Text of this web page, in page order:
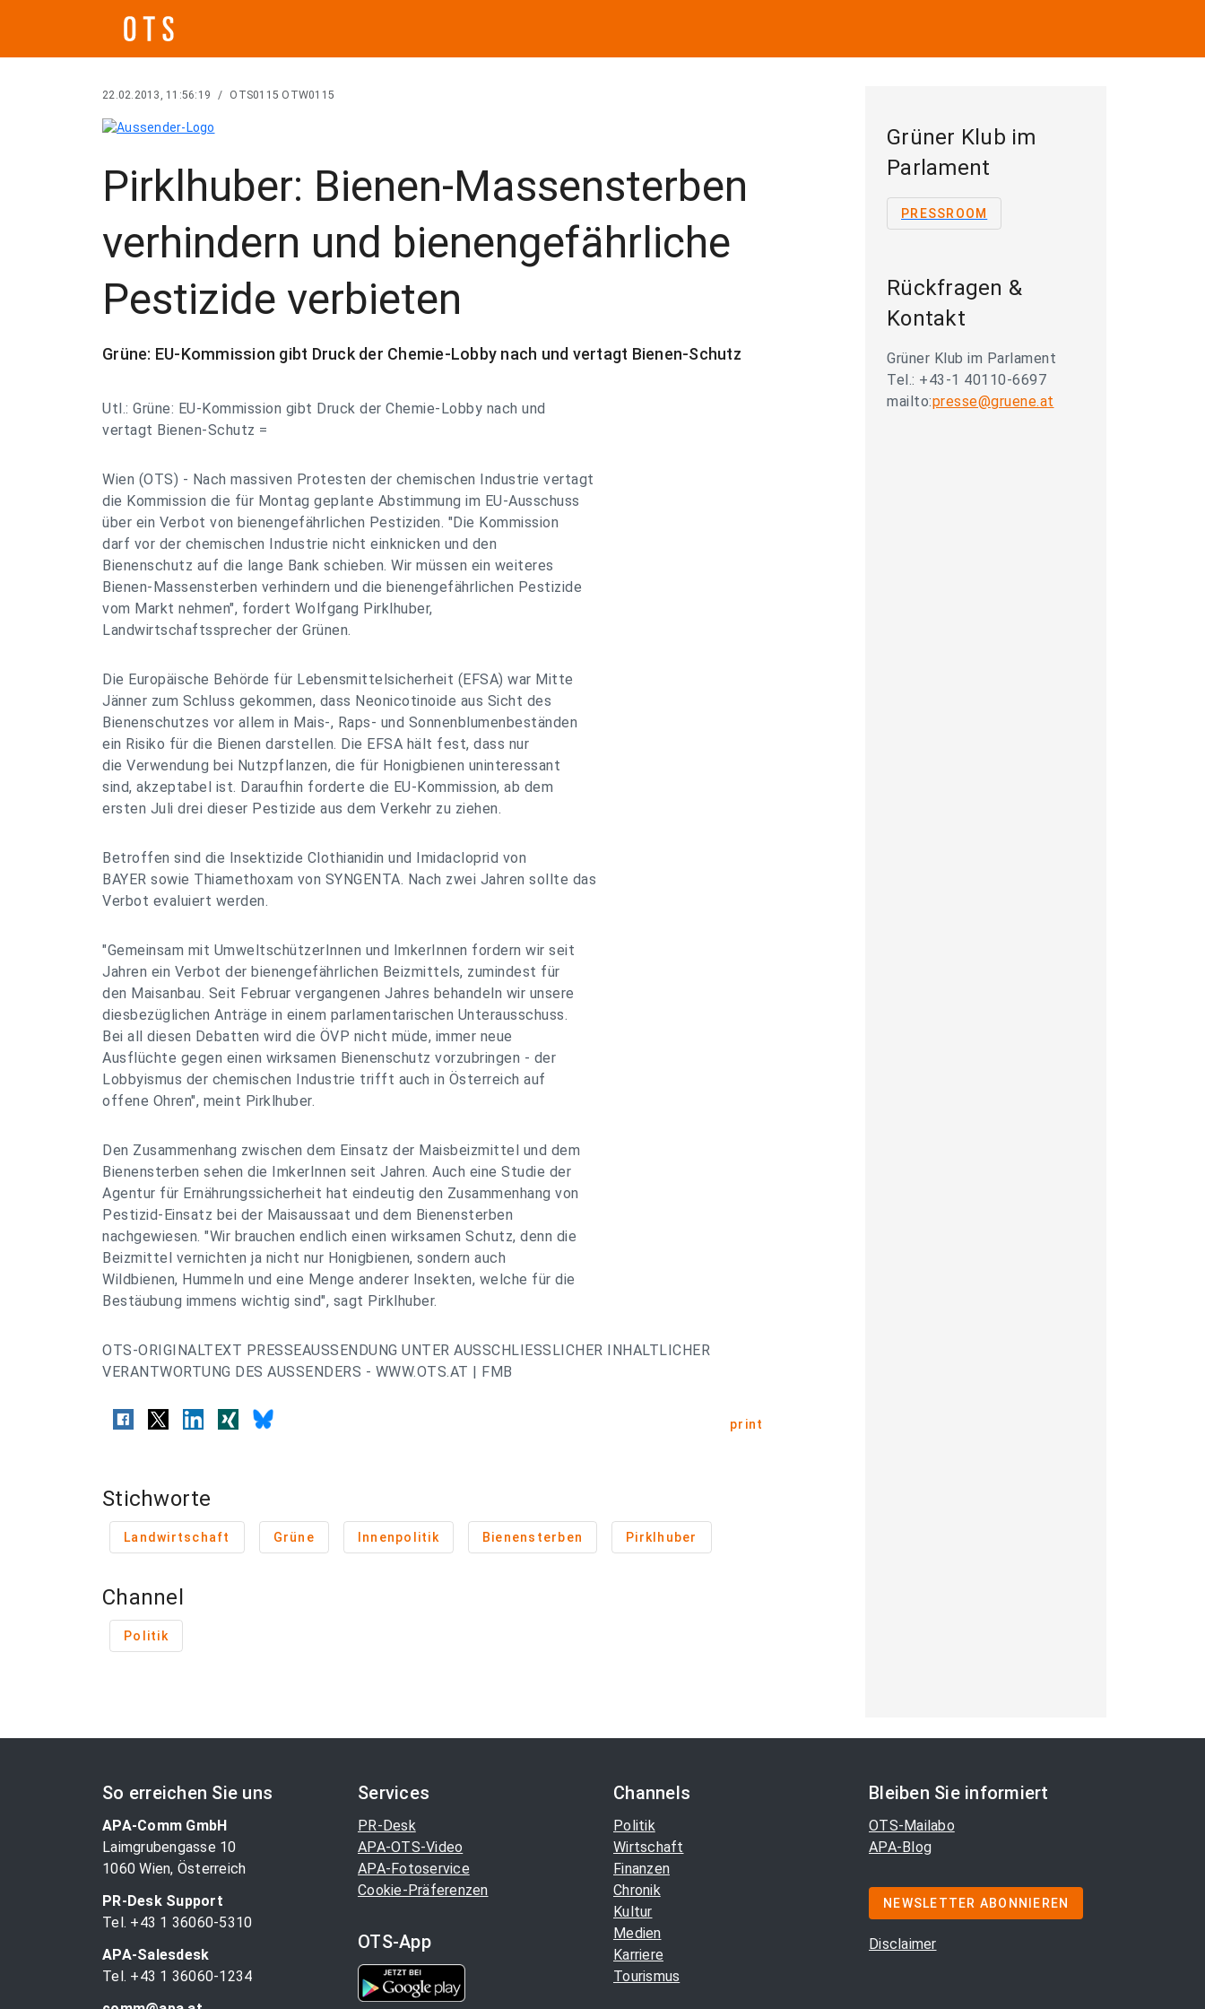
22.02.2013, 11:56:19 / OTS0115 OTW0115
Pirklhuber: Bienen-Massensterben
verhindern und bienengefährliche
Pestizide verbieten
Grüne: EU-Kommission gibt Druck der Chemie-Lobby nach und vertagt Bienen-Schutz
Utl.: Grüne: EU-Kommission gibt Druck der Chemie-Lobby nach und
vertagt Bienen-Schutz =
Wien (OTS) - Nach massiven Protesten der chemischen Industrie vertagt
die Kommission die für Montag geplante Abstimmung im EU-Ausschuss
über ein Verbot von bienengefährlichen Pestiziden. "Die Kommission
darf vor der chemischen Industrie nicht einknicken und den
Bienenschutz auf die lange Bank schieben. Wir müssen ein weiteres
Bienen-Massensterben verhindern und die bienengefährlichen Pestizide
vom Markt nehmen", fordert Wolfgang Pirklhuber,
Landwirtschaftssprecher der Grünen.
Die Europäische Behörde für Lebensmittelsicherheit (EFSA) war Mitte
Jänner zum Schluss gekommen, dass Neonicotinoide aus Sicht des
Bienenschutzes vor allem in Mais-, Raps- und Sonnenblumenbeständen
ein Risiko für die Bienen darstellen. Die EFSA hält fest, dass nur
die Verwendung bei Nutzpflanzen, die für Honigbienen uninteressant
sind, akzeptabel ist. Daraufhin forderte die EU-Kommission, ab dem
ersten Juli drei dieser Pestizide aus dem Verkehr zu ziehen.
Betroffen sind die Insektizide Clothianidin und Imidacloprid von
BAYER sowie Thiamethoxam von SYNGENTA. Nach zwei Jahren sollte das
Verbot evaluiert werden.
"Gemeinsam mit UmweltschützerInnen und ImkerInnen fordern wir seit
Jahren ein Verbot der bienengefährlichen Beizmittels, zumindest für
den Maisanbau. Seit Februar vergangenen Jahres behandeln wir unsere
diesbezüglichen Anträge in einem parlamentarischen Unterausschuss.
Bei all diesen Debatten wird die ÖVP nicht müde, immer neue
Ausflüchte gegen einen wirksamen Bienenschutz vorzubringen - der
Lobbyismus der chemischen Industrie trifft auch in Österreich auf
offene Ohren", meint Pirklhuber.
Den Zusammenhang zwischen dem Einsatz der Maisbeizmittel und dem
Bienensterben sehen die ImkerInnen seit Jahren. Auch eine Studie der
Agentur für Ernährungssicherheit hat eindeutig den Zusammenhang von
Pestizid-Einsatz bei der Maisaussaat und dem Bienensterben
nachgewiesen. "Wir brauchen endlich einen wirksamen Schutz, denn die
Beizmittel vernichten ja nicht nur Honigbienen, sondern auch
Wildbienen, Hummeln und eine Menge anderer Insekten, welche für die
Bestäubung immens wichtig sind", sagt Pirklhuber.
OTS-ORIGINALTEXT PRESSEAUSSENDUNG UNTER AUSSCHLIESSLICHER INHALTLICHER
VERANTWORTUNG DES AUSSENDERS - WWW.OTS.AT | FMB
print
Stichworte
Landwirtschaft Grüne Innenpolitik Bienensterben Pirklhuber
Channel
Politik
Grüner Klub im
Parlament
PRESSROOM
Rückfragen &
Kontakt
Grüner Klub im Parlament
Tel.: +43-1 40110-6697
mailto:presse@gruene.at
So erreichen Sie uns
APA-Comm GmbH
Laimgrubengasse 10
1060 Wien, Österreich
PR-Desk Support
Tel. +43 1 36060-5310
APA-Salesdesk
Tel. +43 1 36060-1234
Services
PR-Desk
APA-OTS-Video
APA-Fotoservice
Cookie-Präferenzen
OTS-App
Channels
Politik
Wirtschaft
Finanzen
Chronik
Kultur
Medien
Karriere
Tourismus
Bleiben Sie informiert
OTS-Mailabo
APA-Blog
NEWSLETTER ABONNIEREN
Disclaimer